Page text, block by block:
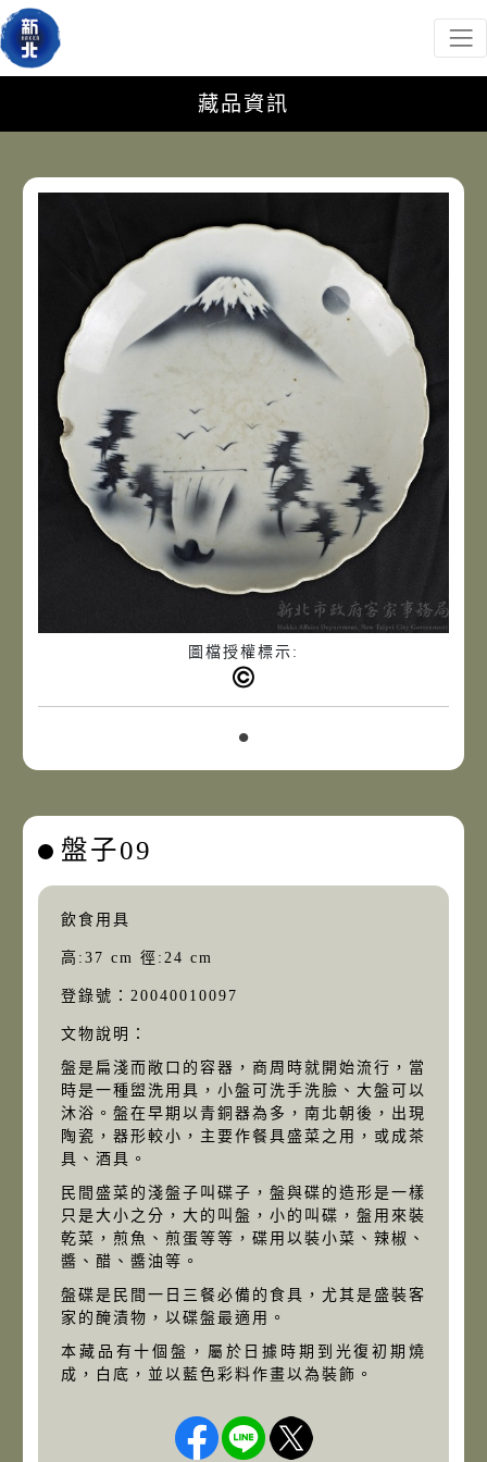
新北市政府客家事務局
網頁導覽
藏品資訊
圖檔授權標示:
盤子09
飲食用具
高:37 cm 徑:24 cm
登錄號：20040010097
文物說明：
盤是扁淺而敞口的容器，商周時就開始流行，當
時是一種盥洗用具，小盤可洗手洗臉、大盤可以
沐浴。盤在早期以青銅器為多，南北朝後，出現
陶瓷，器形較小，主要作餐具盛菜之用，或成茶
具、酒具。
民間盛菜的淺盤子叫碟子，盤與碟的造形是一樣
只是大小之分，大的叫盤，小的叫碟，盤用來裝
乾菜，煎魚、煎蛋等等，碟用以裝小菜、辣椒、
醬、醋、醬油等。
盤碟是民間一日三餐必備的食具，尤其是盛裝客
家的醃漬物，以碟盤最適用。
本藏品有十個盤，屬於日據時期到光復初期燒
成，白底，並以藍色彩料作畫以為裝飾。